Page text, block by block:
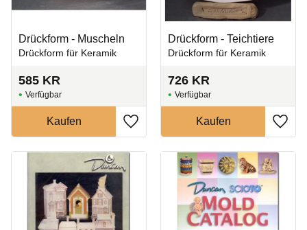
Drückform - Muscheln
Drückform für Keramik
585 KR
Zu Favoriten hinzufügen
Drückform - Teichtiere
Drückform für Keramik
726 KR
Zu